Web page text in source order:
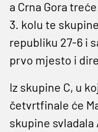
a Crna Gora
3. kolu te
republiku 27-6 i
prvo mjesto i
Iz skupine C, u
četvrtfinale će
skupine svladala